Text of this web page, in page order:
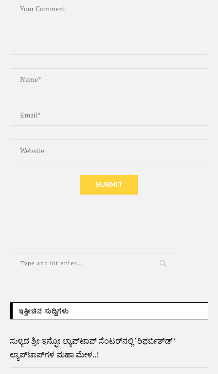
ಇತ್ತೀಚಿನ ಸುದ್ದಿಗಳು
ಸುಳ್ಯದ ಶ್ರೀ ಇನ್ಫೋ ಲ್ಯಾಪ್‌ಟಾಪ್ ಸೆಂಟರ್‌ನಲ್ಲಿ ‘ರಿಫರ್ಬಿಶ್‌ಡ್’
ಲ್ಯಾಪ್‌ಟಾಪ್‌ಗಳ ಮಹಾ ಮೇಳ..!